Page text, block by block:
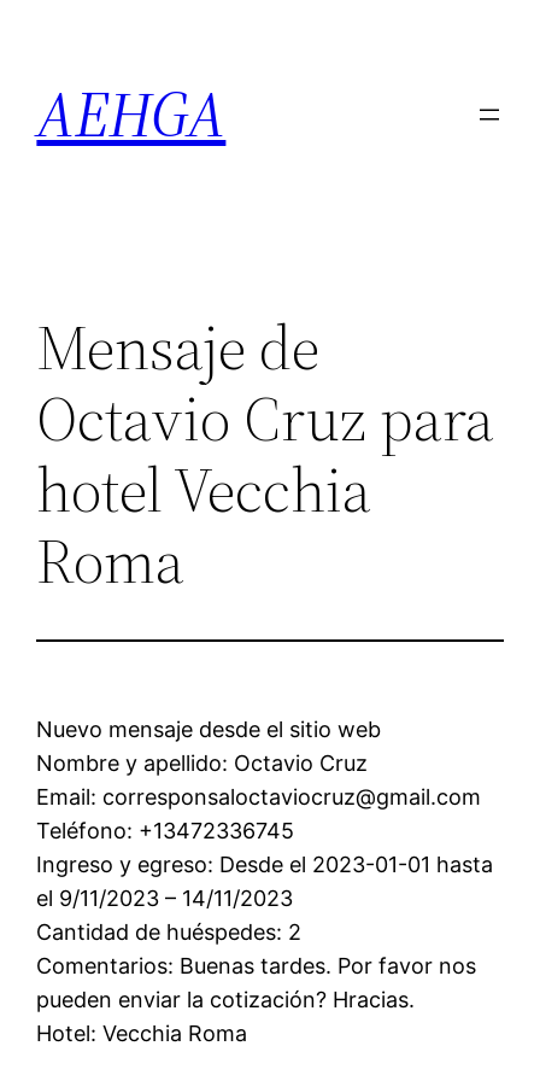
contenido
AEHGA
Mensaje de
Octavio Cruz para
hotel Vecchia
Roma
Nuevo mensaje desde el sitio web
Nombre y apellido: Octavio Cruz
Email: corresponsaloctaviocruz@gmail.com
Teléfono: +13472336745
Ingreso y egreso: Desde el 2023-01-01 hasta
el 9/11/2023 – 14/11/2023
Cantidad de huéspedes: 2
Comentarios: Buenas tardes. Por favor nos
pueden enviar la cotización? Hracias.
Hotel: Vecchia Roma